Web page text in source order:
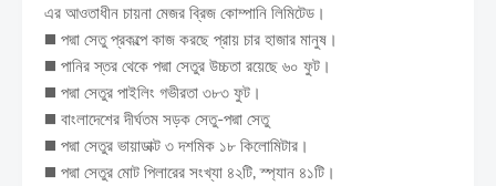
এর আওতাধীন চায়না মেজর ব্রিজ কোম্পানি লিমিটেড।
◼️ পদ্মা সেতু প্রকল্পে কাজ করছে প্রায় চার হাজার মানুষ।
◼️ পানির স্তর থেকে পদ্মা সেতুর উচ্চতা রয়েছে ৬০ ফুট।
◼️ পদ্মা সেতুর পাইলিং গভীরতা ৩৮৩ ফুট।
◼️ বাংলাদেশের দীর্ঘতম সড়ক সেতু-পদ্মা সেতু
◼️ পদ্মা সেতুর ভায়াডাক্ট ৩ দশমিক ১৮ কিলোমিটার।
◼️ পদ্মা সেতুর মোট পিলারের সংখ্যা ৪২টি, স্প্যান ৪১টি।